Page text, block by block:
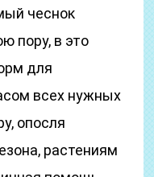
чеснок
пору, в это
для
всех нужных
опосля
растениям